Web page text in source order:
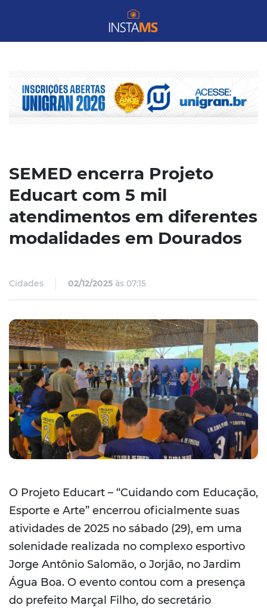
SEMED encerra Projeto
Educart com 5 mil
atendimentos em diferentes
modalidades em Dourados
Cidades 02/12/2025 às 07:15
O Projeto Educart – “Cuidando com Educação,
Esporte e Arte” encerrou oficialmente suas
atividades de 2025 no sábado (29), em uma
solenidade realizada no complexo esportivo
Jorge Antônio Salomão, o Jorjão, no Jardim
Água Boa. O evento contou com a presença
do prefeito Marçal Filho, do secretário